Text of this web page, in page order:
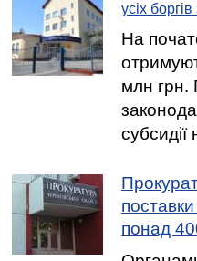
усіх боргів
На
млн грн.
понад